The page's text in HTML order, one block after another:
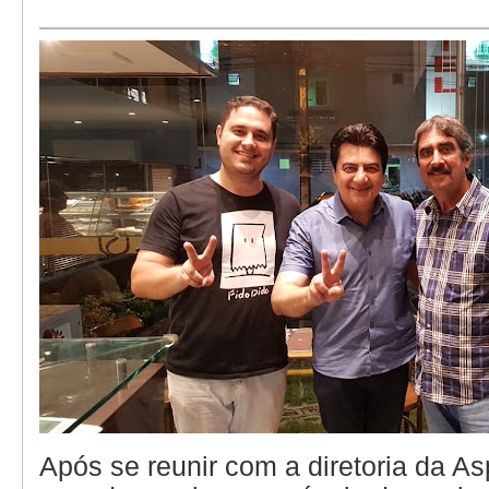
Após se reunir com a diretoria da